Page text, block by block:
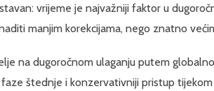
vrijeme je najvažniji faktor u
manjim korekcijama, nego znatno
na dugoročnom ulaganju putem
štednje i konzervativniji pristup